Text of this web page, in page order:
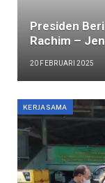
Presiden
Rachim –
20 FEBRUARI 2025
KERJASAMA